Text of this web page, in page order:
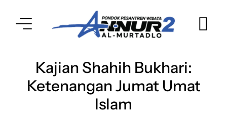
Kajian Shahih Bukhari:
Ketenangan Jumat Umat
Islam